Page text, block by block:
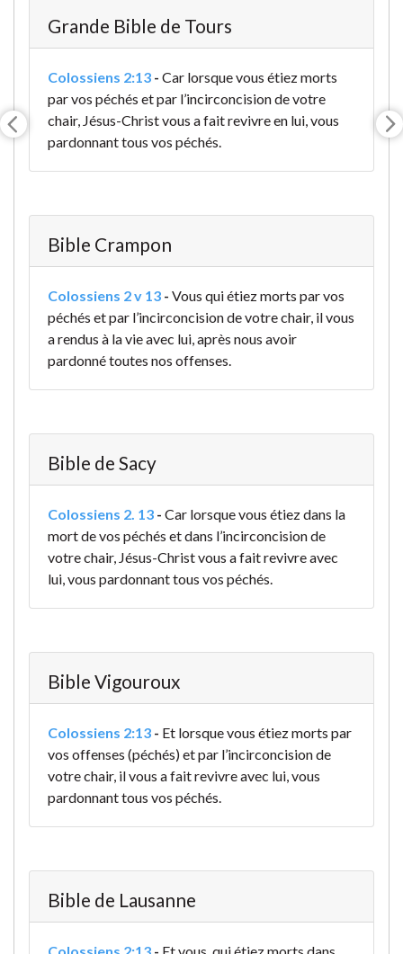
Grande Bible de Tours
Colossiens 2:13 - Car lorsque vous étiez morts
par vos péchés et par l’incirconcision de votre
chair, Jésus-Christ vous a fait revivre en lui, vous
pardonnant tous vos péchés.
Bible Crampon
Colossiens 2 v 13 - Vous qui étiez morts par vos
péchés et par l’incirconcision de votre chair, il vous
a rendus à la vie avec lui, après nous avoir
pardonné toutes nos offenses.
Bible de Sacy
Colossiens 2. 13 - Car lorsque vous étiez dans la
mort de vos péchés et dans l’incirconcision de
votre chair, Jésus-Christ vous a fait revivre avec
lui, vous pardonnant tous vos péchés.
Bible Vigouroux
Colossiens 2:13 - Et lorsque vous étiez morts par
vos offenses (péchés) et par l’incirconcision de
votre chair, il vous a fait revivre avec lui, vous
pardonnant tous vos péchés.
Bible de Lausanne